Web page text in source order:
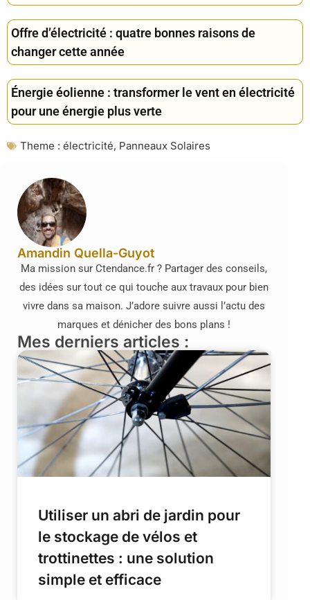
Offre d’électricité : quatre bonnes raisons de
changer cette année
Énergie éolienne : transformer le vent en électricité
pour une énergie plus verte
Theme : électricité, Panneaux Solaires
Amandin Quella-Guyot
Ma mission sur Ctendance.fr ? Partager des conseils,
des idées sur tout ce qui touche aux travaux pour bien
vivre dans sa maison. J’adore suivre aussi l’actu des
marques et dénicher des bons plans !
Mes derniers articles :
Utiliser un abri de jardin pour
le stockage de vélos et
trottinettes : une solution
simple et efficace